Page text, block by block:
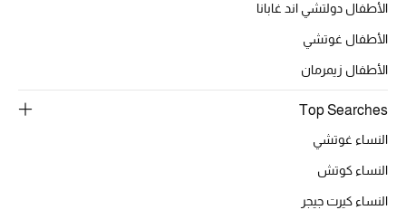
جميع الإكسسورات الرجالية
حقائب رجالية
الأطفال دولتشي اند غابانا
الأطفال غوتشي
الأطفال زيمرمان
Top Searches
النساء غوتشي
النساء كوتش
النساء كيرت جيجر